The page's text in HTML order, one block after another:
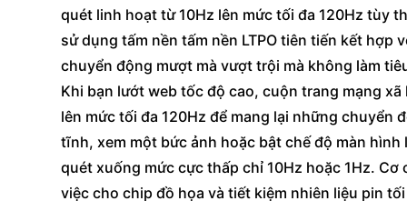
quét linh hoạt từ 10Hz lên mức tối đa 120Hz tùy
sử dụng tấm nền tấm nền LTPO tiên tiến kết
chuyển động mượt mà vượt trội mà không làm
Khi bạn lướt web tốc độ cao, cuộn trang mạng
lên mức tối đa 120Hz để mang lại những chuyển
tĩnh, xem một bức ảnh hoặc bật chế độ màn
quét xuống mức cực thấp chỉ 10Hz hoặc 1Hz.
việc cho chip đồ họa và tiết kiệm nhiên liệu pin